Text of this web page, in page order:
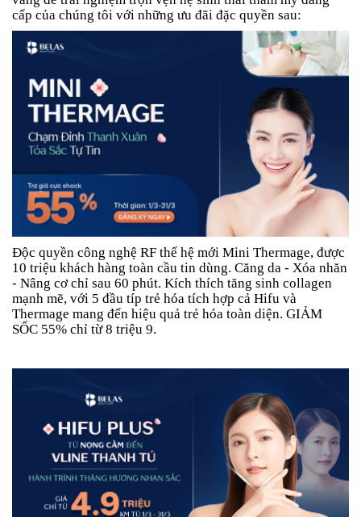
cấp của chúng tôi với những ưu đãi đặc quyền sau:
Độc quyền công nghệ RF thế hệ mới Mini Thermage, được
10 triệu khách hàng toàn cầu tin dùng. Căng da - Xóa nhăn
- Nâng cơ chỉ sau 60 phút. Kích thích tăng sinh collagen
mạnh mẽ, với 5 đầu típ trẻ hóa tích hợp cả Hifu và
Thermage mang đến hiệu quả trẻ hóa toàn diện. GIẢM
SỐC 55% chỉ từ 8 triệu 9.